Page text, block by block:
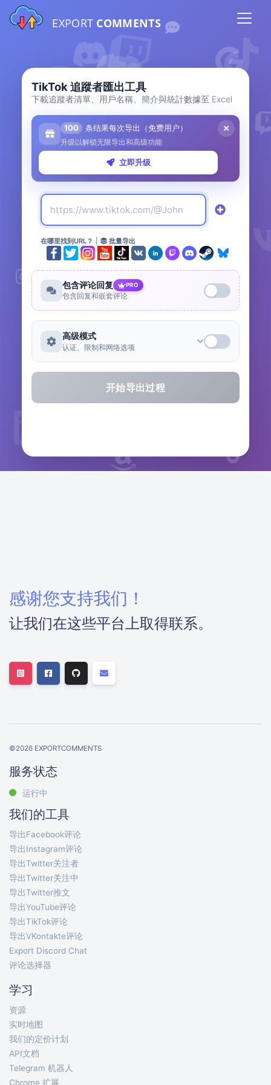
EXPORT COMMENTS
TikTok 追蹤者匯出工具
下載追蹤者清單、用戶名稱、簡介與統計數據至 Excel
100 条结果每次导出（免费用户）
升级以解锁无限导出和高级功能
立即升级
在哪里找到URL？ 批量导出
包含评论回复 PRO
包含回复和嵌套评论
高级模式
认证、限制和网络选项
开始导出过程
感谢您支持我们！
让我们在这些平台上取得联系。
©2026 EXPORTCOMMENTS
服务状态
运行中
我们的工具
导出Facebook评论
导出Instagram评论
导出Twitter关注者
导出Twitter关注中
导出Twitter推文
导出YouTube评论
导出TikTok评论
导出VKontakte评论
Export Discord Chat
评论选择器
学习
资源
实时地图
我们的定价计划
API文档
Telegram 机器人
Chrome 扩展